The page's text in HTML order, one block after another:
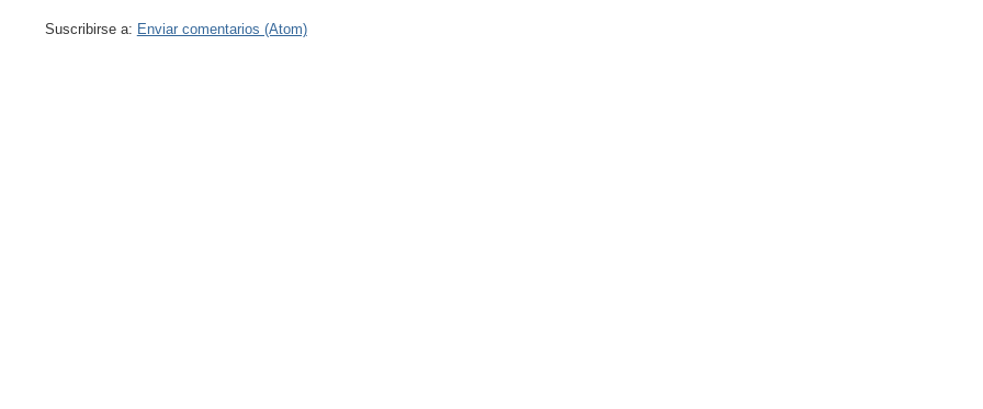
Suscribirse a: Enviar comentarios (Atom)